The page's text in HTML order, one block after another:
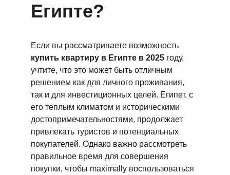
Египте?
Если вы рассматриваете возможность
купить квартиру в Египте в 2025 году,
учтите, что это может быть отличным
решением как для личного проживания,
так и для инвестиционных целей. Египет, с
его теплым климатом и историческими
достопримечательностями, продолжает
привлекать туристов и потенциальных
покупателей. Однако важно рассмотреть
правильное время для совершения
покупки, чтобы maximally воспользоваться